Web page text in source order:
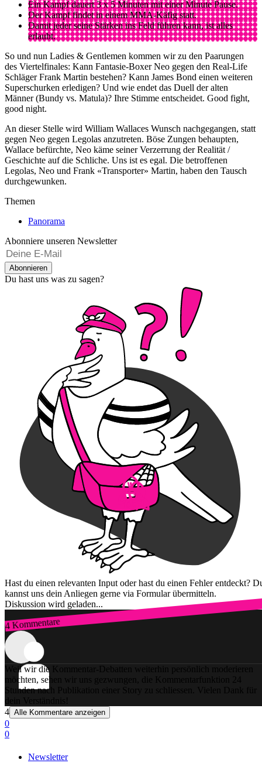
Ein Kampf dauert 3 x 5 Minuten mit einer Minute Pause.
Der Kampf findet in einem MMA-Käfig statt.
Damit jeder seine Stärken ins Feld führen kann, ist alles
erlaubt.
So und nun Ladies & Gentlemen kommen wir zu den Paarungen
des Viertelfinales: Kann Fantasie-Boxer Neo gegen den Real-Life
Schläger Frank Martin bestehen? Kann James Bond einen weiteren
Superschurken erledigen? Und wie endet das Duell der alten
Männer (Bundy vs. Matula)? Ihre Stimme entscheidet. Good fight,
good night.
An dieser Stelle wird William Wallaces Wunsch nachgegangen, statt
gegen Neo gegen Legolas anzutreten. Böse Zungen behaupten,
Wallace befürchte, Neo käme seiner Verzerrung der Realität /
Geschichte auf die Schliche. Uns ist es egal. Die betroffenen
Legolas, Neo und Frank «Transporter» Martin, haben den Tausch
durchgewunken.
Themen
Panorama
Abonniere unseren Newsletter
Abonnieren
Du hast uns was zu sagen?
Hast du einen relevanten Input oder hast du einen Fehler entdeckt?
kannst uns dein Anliegen gerne via Formular übermitteln.
Diskussion wird geladen...
4 Kommentare
Zum Login
Weil wir die Kommentar-Debatten weiterhin persönlich moderieren
möchten, sehen wir uns gezwungen, die Kommentarfunktion 24
Stunden nach Publikation einer Story zu schliessen. Vielen Dank für
dein Verständnis!
4 Alle Kommentare anzeigen
0
0
Newsletter